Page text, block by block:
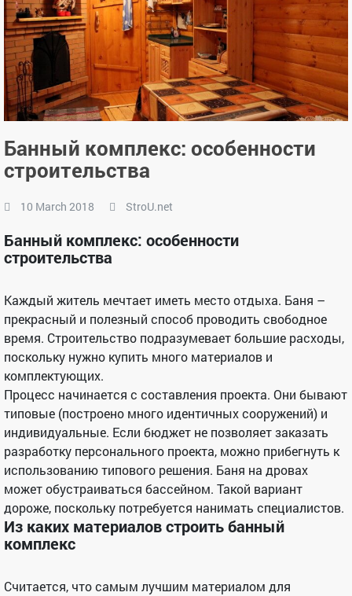
Банный комплекс: особенности
строительства
10 March 2018 StroU.net
Банный комплекс: особенности
строительства
Каждый житель мечтает иметь место отдыха. Баня –
прекрасный и полезный способ проводить свободное
время. Строительство подразумевает большие расходы,
поскольку нужно купить много материалов и
комплектующих.
Процесс начинается с составления проекта. Они бывают
типовые (построено много идентичных сооружений) и
индивидуальные. Если бюджет не позволяет заказать
разработку персонального проекта, можно прибегнуть к
использованию типового решения. Баня на дровах
может обустраиваться бассейном. Такой вариант
дороже, поскольку потребуется нанимать специалистов.
Из каких материалов строить банный
комплекс
Считается, что самым лучшим материалом для